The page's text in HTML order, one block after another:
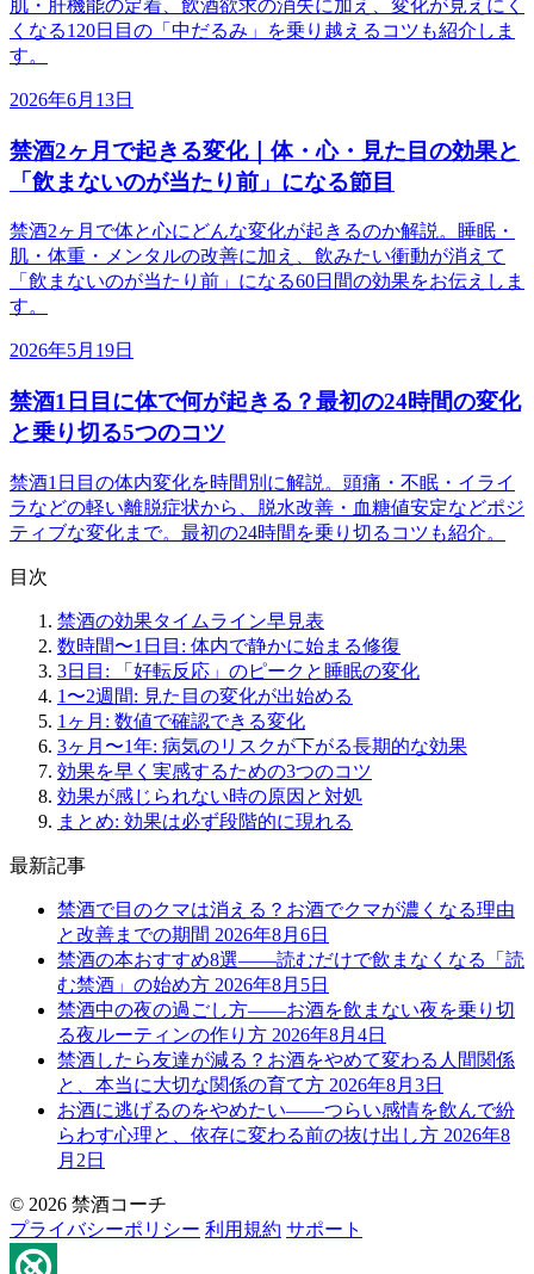
肌・肝機能の定着、飲酒欲求の消失に加え、変化が見えにく
くなる120日目の「中だるみ」を乗り越えるコツも紹介しま
す。
2026年6月13日
禁酒2ヶ月で起きる変化｜体・心・見た目の効果と
「飲まないのが当たり前」になる節目
禁酒2ヶ月で体と心にどんな変化が起きるのか解説。睡眠・
肌・体重・メンタルの改善に加え、飲みたい衝動が消えて
「飲まないのが当たり前」になる60日間の効果をお伝えしま
す。
2026年5月19日
禁酒1日目に体で何が起きる？最初の24時間の変化
と乗り切る5つのコツ
禁酒1日目の体内変化を時間別に解説。頭痛・不眠・イライ
ラなどの軽い離脱症状から、脱水改善・血糖値安定などポジ
ティブな変化まで。最初の24時間を乗り切るコツも紹介。
目次
禁酒の効果タイムライン早見表
数時間〜1日目: 体内で静かに始まる修復
3日目: 「好転反応」のピークと睡眠の変化
1〜2週間: 見た目の変化が出始める
1ヶ月: 数値で確認できる変化
3ヶ月〜1年: 病気のリスクが下がる長期的な効果
効果を早く実感するための3つのコツ
効果が感じられない時の原因と対処
まとめ: 効果は必ず段階的に現れる
最新記事
禁酒で目のクマは消える？お酒でクマが濃くなる理由
と改善までの期間 2026年8月6日
禁酒の本おすすめ8選——読むだけで飲まなくなる「読
む禁酒」の始め方 2026年8月5日
禁酒中の夜の過ごし方——お酒を飲まない夜を乗り切
る夜ルーティンの作り方 2026年8月4日
禁酒したら友達が減る？お酒をやめて変わる人間関係
と、本当に大切な関係の育て方 2026年8月3日
お酒に逃げるのをやめたい——つらい感情を飲んで紛
らわす心理と、依存に変わる前の抜け出し方 2026年8
月2日
© 2026 禁酒コーチ
プライバシーポリシー 利用規約 サポート